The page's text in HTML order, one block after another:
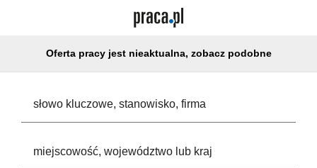
Oferta pracy jest nieaktualna, zobacz podobne